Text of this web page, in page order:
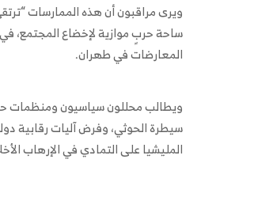
ويرى مراقبون أن هذه الممارسات
ساحة حربٍ موازية لإخضاع المجتمع،
المعارضات في طهران.
ويطالب محللون سياسيون ومنظمات
سيطرة الحوثي، وفرض آليات رقابية
المليشيا على التمادي في الإرهاب